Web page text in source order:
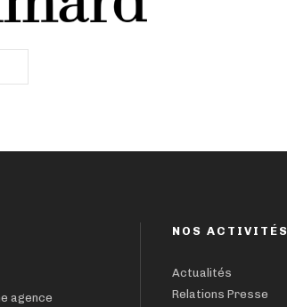
agence
NOS ACTIVITÉS
Actualités
Relations Presse